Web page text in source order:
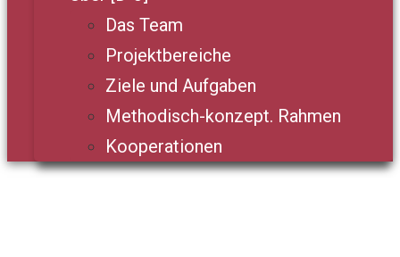
Das Team
Projektbereiche
Ziele und Aufgaben
Methodisch-konzept. Rahmen
Kooperationen